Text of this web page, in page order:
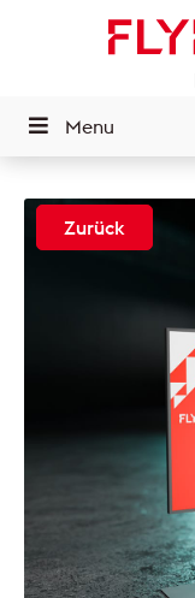
Menu
Zurück